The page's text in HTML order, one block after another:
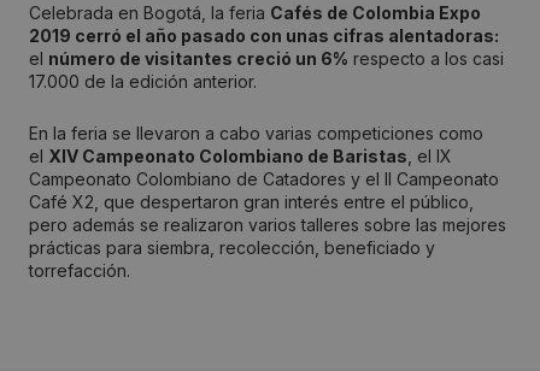
Celebrada en Bogotá, la feria Cafés de Colombia Expo
2019 cerró el año pasado con unas cifras alentadoras:
el número de visitantes creció un 6% respecto a los casi
17.000 de la edición anterior.
En la feria se llevaron a cabo varias competiciones como
el XIV Campeonato Colombiano de Baristas , el IX
Campeonato Colombiano de Catadores y el II Campeonato
Café X2, que despertaron gran interés entre el público,
pero además se realizaron varios talleres sobre las mejores
prácticas para siembra, recolección, beneficiado y
torrefacción.